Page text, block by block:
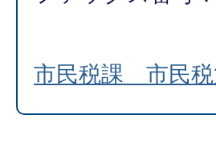
市民税課 市民税